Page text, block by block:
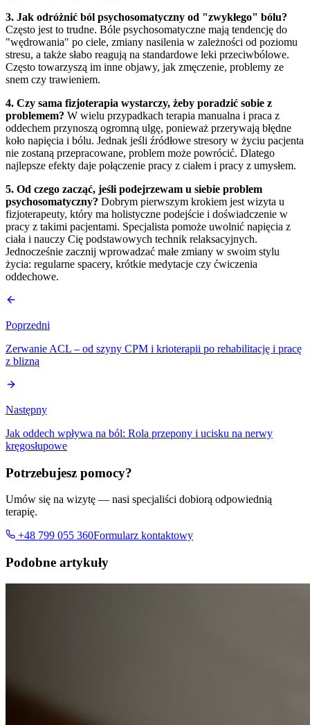
3. Jak odróżnić ból psychosomatyczny od "zwykłego" bólu?
Często jest to trudne. Bóle psychosomatyczne mają tendencję do
"wędrowania" po ciele, zmiany nasilenia w zależności od poziomu
stresu, a także słabo reagują na standardowe leki przeciwbólowe.
Często towarzyszą im inne objawy, jak zmęczenie, problemy ze
snem czy trawieniem.
4. Czy sama fizjoterapia wystarczy, żeby poradzić sobie z
problemem? W wielu przypadkach terapia manualna i praca z
oddechem przynoszą ogromną ulgę, ponieważ przerywają błędne
koło napięcia i bólu. Jednak jeśli źródłowe stresory w życiu pacjenta
nie zostaną przepracowane, problem może powrócić. Dlatego
najlepsze efekty daje połączenie pracy z ciałem i pracy z umysłem.
5. Od czego zacząć, jeśli podejrzewam u siebie problem
psychosomatyczny? Dobrym pierwszym krokiem jest wizyta u
fizjoterapeuty, który ma holistyczne podejście i doświadczenie w
pracy z takimi pacjentami. Specjalista pomoże uwolnić napięcia z
ciała i nauczy Cię podstawowych technik relaksacyjnych.
Jednocześnie zacznij wprowadzać małe zmiany w swoim stylu
życia: regularne spacery, krótkie medytacje czy ćwiczenia
oddechowe.
Poprzedni
Zerwanie ACL – od szyny CPM i krioterapii po rehabilitację i pracę
z blizną
Następny
Jak oddech wpływa na ból: Rola przepony i ucisku na nerwy
kręgosłupowe
Potrzebujesz pomocy?
Umów się na wizytę — nasi specjaliści dobiorą odpowiednią
terapię.
+48 799 055 360Formularz kontaktowy
Podobne artykuły